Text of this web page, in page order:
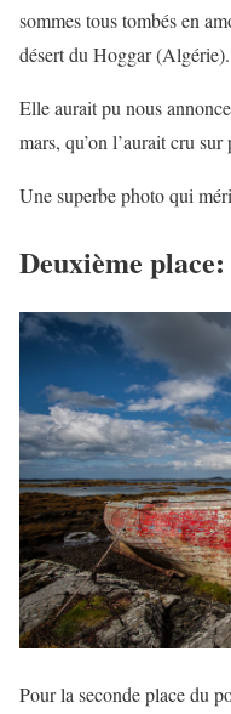
sommes tous tombés en
désert du Hoggar (Algérie).
Elle aurait pu nous
mars, qu’on l’aurait cru sur
Une superbe photo qui
Deuxième place:
Pour la seconde place du